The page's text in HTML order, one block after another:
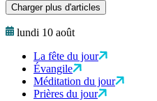
Charger plus d'articles
lundi 10 août
La fête du jour
Évangile
Méditation du jour
Prières du jour